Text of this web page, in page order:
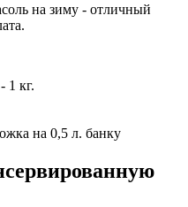
на зиму - отличный
1 кг.
на 0,5 л. банку